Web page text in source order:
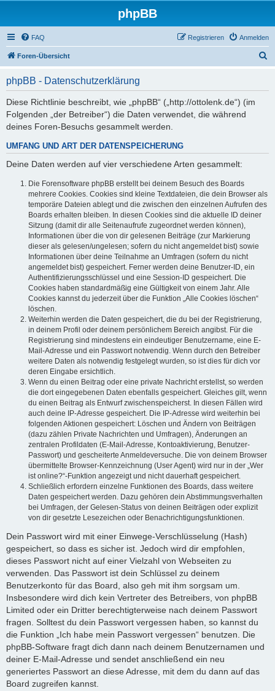
phpBB
FAQ Anmelden
Registrieren
Foren-Übersicht
phpBB - Datenschutzerklärung
Diese Richtlinie beschreibt, wie „phpBB“ („http://ottolenk.de“) (im
Folgenden „der Betreiber“) die Daten verwendet, die während
deines Foren-Besuchs gesammelt werden.
UMFANG UND ART DER DATENSPEICHERUNG
Deine Daten werden auf vier verschiedene Arten gesammelt:
Die Forensoftware phpBB erstellt bei deinem Besuch des Boards
mehrere Cookies. Cookies sind kleine Textdateien, die dein Browser als
temporäre Dateien ablegt und die zwischen den einzelnen Aufrufen des
Boards erhalten bleiben. In diesen Cookies sind die aktuelle ID deiner
Sitzung (damit dir alle Seitenaufrufe zugeordnet werden können),
Informationen über die von dir gelesenen Beiträge (zur Markierung
dieser als gelesen/ungelesen; sofern du nicht angemeldet bist) sowie
Informationen über deine Teilnahme an Umfragen (sofern du nicht
angemeldet bist) gespeichert. Ferner werden deine Benutzer-ID, ein
Authentifizierungsschlüssel und eine Session-ID gespeichert. Die
Cookies haben standardmäßig eine Gültigkeit von einem Jahr. Alle
Cookies kannst du jederzeit über die Funktion „Alle Cookies löschen“
löschen.
Weiterhin werden die Daten gespeichert, die du bei der Registrierung,
in deinem Profil oder deinem persönlichem Bereich angibst. Für die
Registrierung sind mindestens ein eindeutiger Benutzername, eine E-
Mail-Adresse und ein Passwort notwendig. Wenn durch den Betreiber
weitere Daten als notwendig festgelegt wurden, so ist dies für dich vor
deren Eingabe ersichtlich.
Wenn du einen Beitrag oder eine private Nachricht erstellst, so werden
die dort eingegebenen Daten ebenfalls gespeichert. Gleiches gilt, wenn
du einen Beitrag als Entwurf zwischenspeicherst. In diesen Fällen wird
auch deine IP-Adresse gespeichert. Die IP-Adresse wird weiterhin bei
folgenden Aktionen gespeichert: Löschen und Ändern von Beiträgen
(dazu zählen Private Nachrichten und Umfragen), Änderungen an
zentralen Profildaten (E-Mail-Adresse, Kontoaktivierung, Benutzer-
Passwort) und gescheiterte Anmeldeversuche. Die von deinem Browser
übermittelte Browser-Kennzeichnung (User Agent) wird nur in der „Wer
ist online?“-Funktion angezeigt und nicht dauerhaft gespeichert.
Schließlich erfordern einzelne Funktionen des Boards, dass weitere
Daten gespeichert werden. Dazu gehören dein Abstimmungsverhalten
bei Umfragen, der Gelesen-Status von deinen Beiträgen oder explizit
von dir gesetzte Lesezeichen oder Benachrichtigungsfunktionen.
Dein Passwort wird mit einer Einwege-Verschlüsselung (Hash)
gespeichert, so dass es sicher ist. Jedoch wird dir empfohlen,
dieses Passwort nicht auf einer Vielzahl von Webseiten zu
verwenden. Das Passwort ist dein Schlüssel zu deinem
Benutzerkonto für das Board, also geh mit ihm sorgsam um.
Insbesondere wird dich kein Vertreter des Betreibers, von phpBB
Limited oder ein Dritter berechtigterweise nach deinem Passwort
fragen. Solltest du dein Passwort vergessen haben, so kannst du
die Funktion „Ich habe mein Passwort vergessen“ benutzen. Die
phpBB-Software fragt dich dann nach deinem Benutzernamen und
deiner E-Mail-Adresse und sendet anschließend ein neu
generiertes Passwort an diese Adresse, mit dem du dann auf das
Board zugreifen kannst.